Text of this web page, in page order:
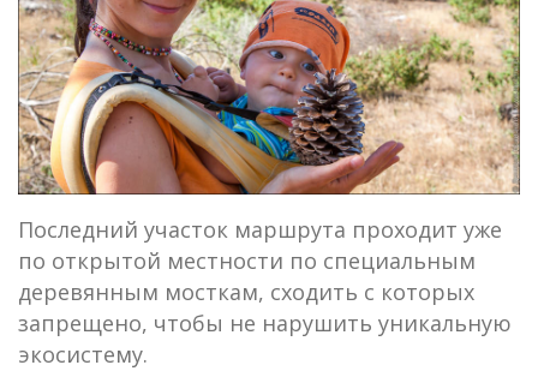
Последний участок маршрута проходит уже
по открытой местности по специальным
деревянным мосткам, сходить с которых
запрещено, чтобы не нарушить уникальную
экосистему.